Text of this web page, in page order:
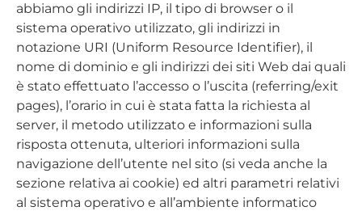
abbiamo gli indirizzi IP, il tipo di browser o il
sistema operativo utilizzato, gli indirizzi in
notazione URI (Uniform Resource Identifier), il
nome di dominio e gli indirizzi dei siti Web dai quali
è stato effettuato l’accesso o l’uscita (referring/exit
pages), l’orario in cui è stata fatta la richiesta al
server, il metodo utilizzato e informazioni sulla
risposta ottenuta, ulteriori informazioni sulla
navigazione dell’utente nel sito (si veda anche la
sezione relativa ai cookie) ed altri parametri relativi
al sistema operativo e all’ambiente informatico